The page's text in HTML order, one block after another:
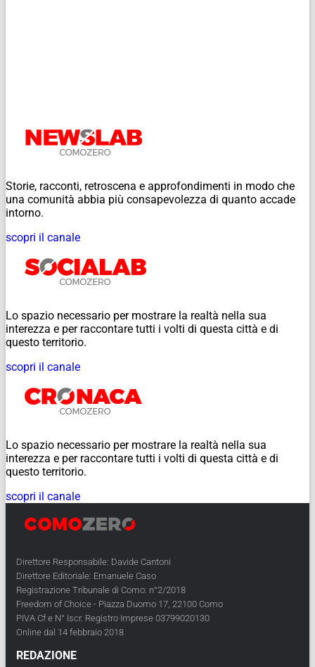
Storie, racconti, retroscena e approfondimenti in modo che
una comunità abbia più consapevolezza di quanto accade
intorno.
scopri il canale
Lo spazio necessario per mostrare la realtà nella sua
interezza e per raccontare tutti i volti di questa città e di
questo territorio.
scopri il canale
Lo spazio necessario per mostrare la realtà nella sua
interezza e per raccontare tutti i volti di questa città e di
questo territorio.
scopri il canale
Direttore Responsabile: Davide Cantoni
Direttore Editoriale: Emanuele Caso
Registrazione Tribunale di Como: n°2/2018
Freedom of Choice - Piazza Duomo 17, 22100 Como
PIVA Cf e N° Iscr. Registro Imprese 03799020130
Online dal 14 febbraio 2018
REDAZIONE